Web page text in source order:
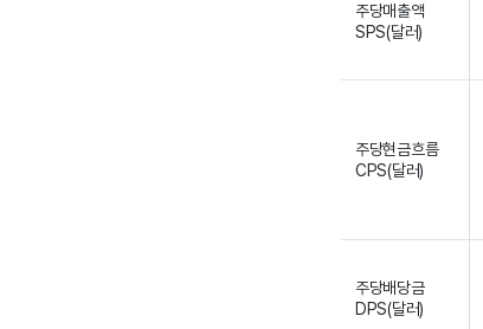
주당매출액
SPS(달러)
주당현금흐름
CPS(달러)
주당배당금
DPS(달러)